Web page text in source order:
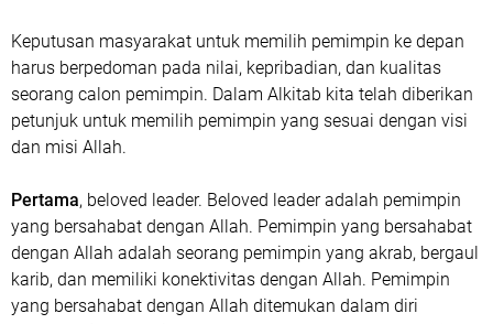
Keputusan masyarakat untuk memilih pemimpin ke depan
harus berpedoman pada nilai, kepribadian, dan kualitas
seorang calon pemimpin. Dalam Alkitab kita telah diberikan
petunjuk untuk memilih pemimpin yang sesuai dengan visi
dan misi Allah.
Pertama, beloved leader. Beloved leader adalah pemimpin
yang bersahabat dengan Allah. Pemimpin yang bersahabat
dengan Allah adalah seorang pemimpin yang akrab, bergaul
karib, dan memiliki konektivitas dengan Allah. Pemimpin
yang bersahabat dengan Allah ditemukan dalam diri